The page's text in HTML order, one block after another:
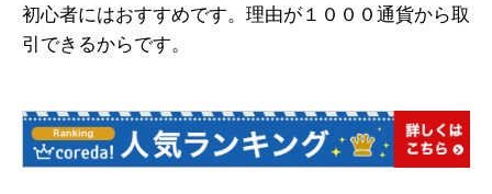
初心者にはおすすめです。理由が１０００通貨から取
引できるからです。